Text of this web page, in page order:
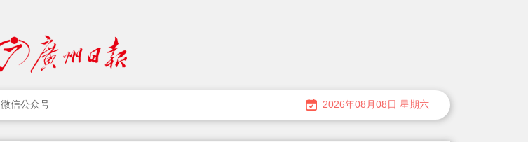
微信公众号 2026年08月08日 星期六